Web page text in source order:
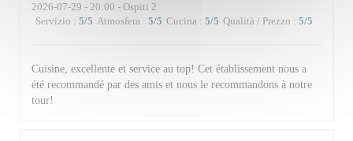
2026-07-29 - 20:00 - Ospiti 2
Servizio : 5/5 Atmosfera : 5/5 Cucina : 5/5 Qualità / Prezzo : 5/5
Cuisine, excellente et service au top! Cet établissement nous a
été recommandé par des amis et nous le recommandons à notre
tour!